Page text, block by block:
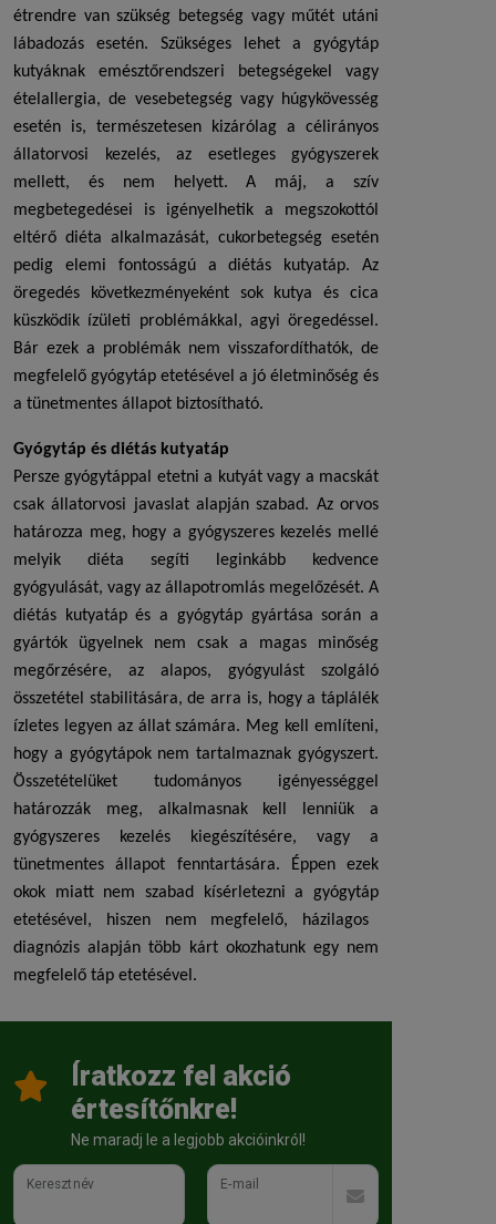
étrendre van szükség betegség vagy műtét utáni
lábadozás esetén. Szükséges lehet a gyógytáp
kutyáknak emésztőrendszeri betegségekel vagy
ételallergia, de vesebetegség vagy húgykövesség
esetén is, természetesen kizárólag a célirányos
állatorvosi kezelés, az esetleges gyógyszerek
mellett, és nem helyett. A máj, a szív
megbetegedései is igényelhetik a megszokottól
eltérő diéta alkalmazását, cukorbetegség esetén
pedig elemi fontosságú adiétás kutyatáp. Az
öregedés következményeként sok kutya és cica
küszködik ízületi problémákkal, agyi öregedéssel.
Bár ezek a problémák nem visszafordíthatók, de
megfelelő gyógytáp etetésével a jó életminőség és
a tünetmentes állapot biztosítható.
Gyógytáp és diétás kutyatáp
Persze gyógytáppal etetni a kutyát vagy a macskát
csak állatorvosi javaslat alapján szabad. Az orvos
határozza meg, hogy a gyógyszeres kezelés mellé
melyik diéta segíti leginkább kedvence
gyógyulását, vagy az állapotromlás megelőzését. A
diétás kutyatápés a gyógytápgyártása során a
gyártók ügyelnek nem csak a magas minőség
megőrzésére, az alapos, gyógyulást szolgáló
összetétel stabilitására, de arra is, hogy a táplálék
ízletes legyen az állat számára. Meg kell említeni,
hogy a gyógytápok nem tartalmaznak gyógyszert.
Összetételüket tudományos igényességgel
határozzák meg, alkalmasnak kell lenniük a
gyógyszeres kezelés kiegészítésére, vagy a
tünetmentes állapot fenntartására. Éppen ezek
okok miatt nem szabad kísérletezni a gyógytáp
etetésével, hiszen nem megfelelő, házilagos
diagnózis alapján több kárt okozhatunk egy nem
megfelelő táp etetésével.
Íratkozz fel akció
értesítőnkre!
Ne maradj le a legjobb akcióinkról!
Keresztnév E-mail